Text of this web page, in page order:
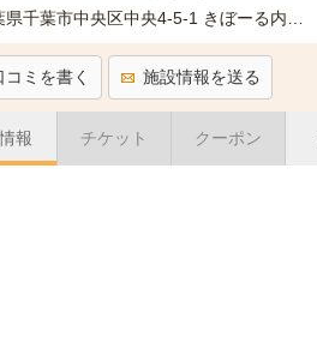
コミを書く 施設情報を送る
報 チケット クーポン